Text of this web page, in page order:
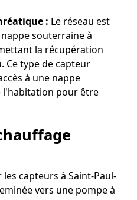
: Le réseau est
souterraine à
la récupération
Ce type de capteur
à une nappe
l'habitation pour être
capteurs à Saint-Paul-
vers une pompe à